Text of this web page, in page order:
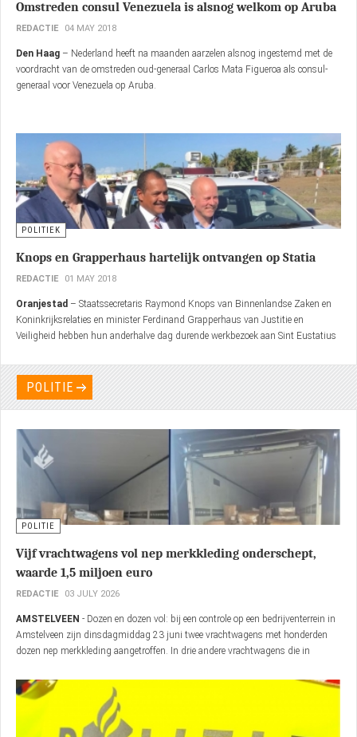
Omstreden consul Venezuela is alsnog welkom op Aruba
REDACTIE 04 MAY 2018
Den Haag – Nederland heeft na maanden aarzelen alsnog ingestemd met de
voordracht van de omstreden oud-generaal Carlos Mata Figueroa als consul-
generaal voor Venezuela op Aruba.
POLITIEK
Knops en Grapperhaus hartelijk ontvangen op Statia
REDACTIE 01 MAY 2018
Oranjestad – Staatssecretaris Raymond Knops van Binnenlandse Zaken en
Koninkrijksrelaties en minister Ferdinand Grapperhaus van Justitie en
Veiligheid hebben hun anderhalve dag durende werkbezoek aan Sint Eustatius
POLITIE
POLITIE
Vijf vrachtwagens vol nep merkkleding onderschept,
waarde 1,5 miljoen euro
REDACTIE 03 JULY 2026
AMSTELVEEN - Dozen en dozen vol: bij een controle op een bedrijventerrein in
Amstelveen zijn dinsdagmiddag 23 juni twee vrachtwagens met honderden
dozen nep merkkleding aangetroffen. In drie andere vrachtwagens die in
bedrijventerrein in Amstelveen, werden ook grote hoeveelheden
namaakgoederen aangetroffen. De controle was gericht op het tegengaan van
ondermijnende criminaliteit en illegale bedrijvigheid.